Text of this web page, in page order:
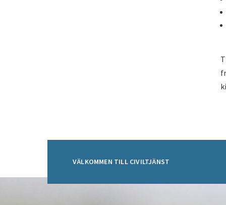
VÄLKOMMEN TILL CIVILTJÄNST